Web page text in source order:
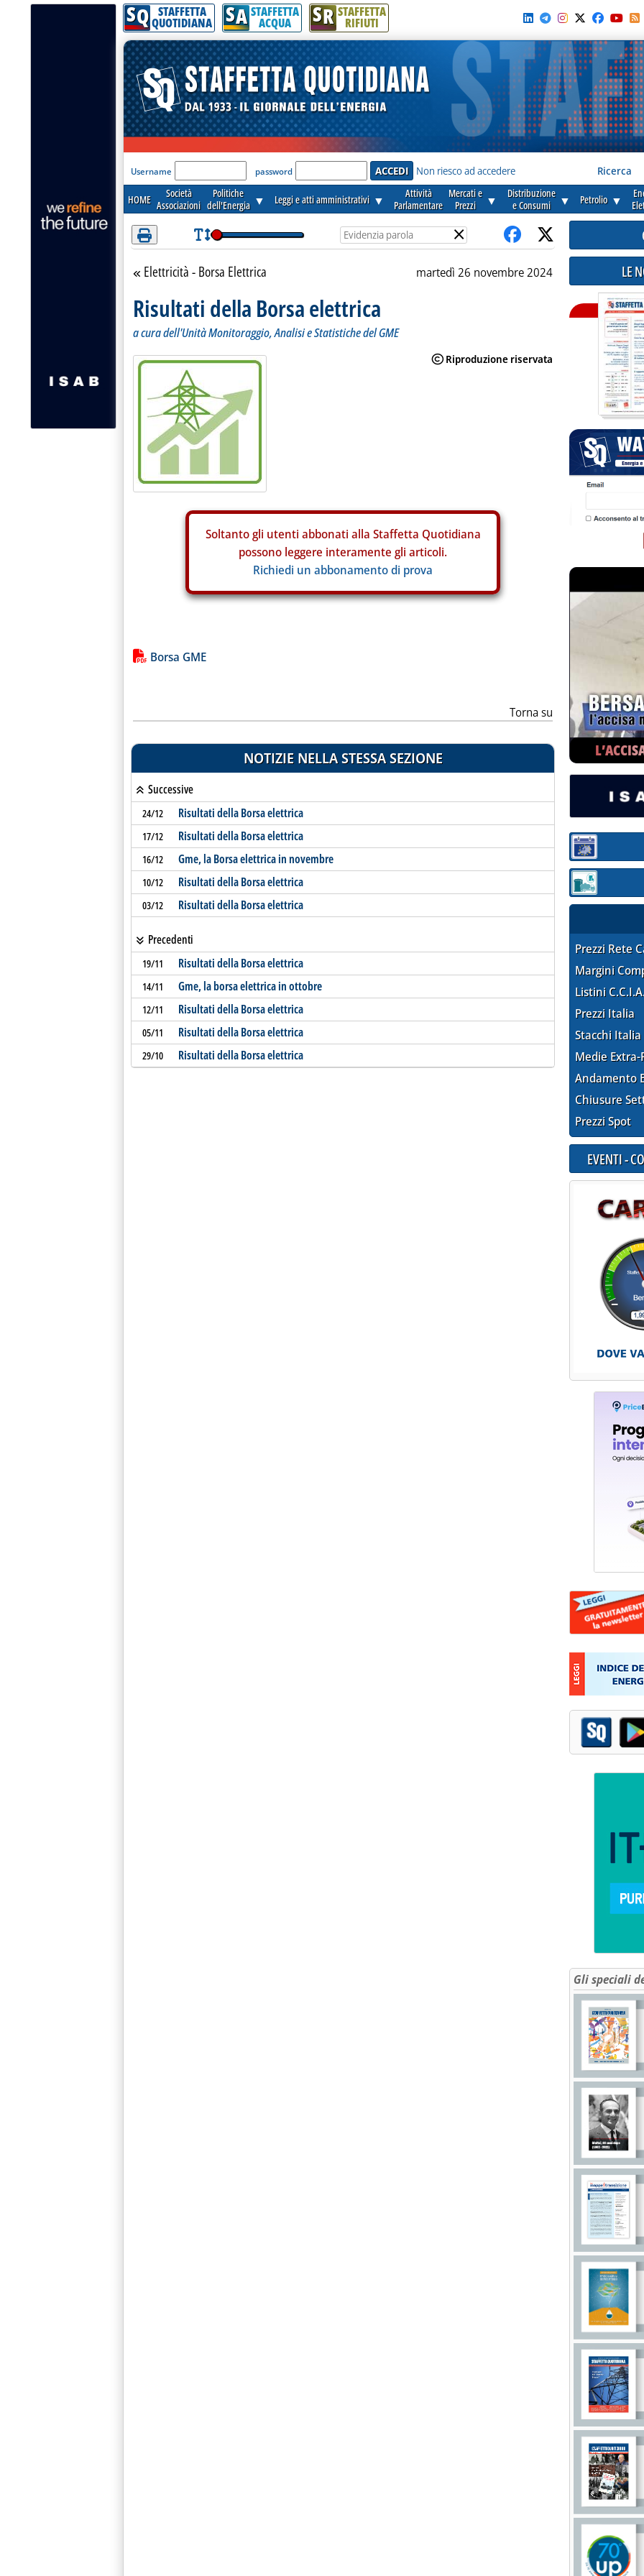
Attenzione! Esegui l'accesso per lèggere interamente la notizia.
SQ STAFFETTA
QUOTIDIANA SA STAFFETTA
ACQUA SR STAFFETTA
RIFIUTI
'Modulo Login per accedere'
Username password Non riesco ad accedere Ricerca
HOME
Società
Associazioni
Politiche
dell'Energia ▼ Leggi e atti amministrativi ▼
Attività
Parlamentare
Mercati e
Prezzi
▼
Distribuzione
e Consumi
▼ Petrolio ▼
×
Torna alla sezione
Elettricità - Borsa Elettrica martedì 26 novembre 2024
Risultati della Borsa elettrica
a cura dell'Unità Monitoraggio, Analisi e Statistiche del GME
Soltanto gli utenti abbonati alla Staffetta Quotidiana
possono leggere interamente gli articoli.
Richiedi un abbonamento di prova
Lista allegati PDF alla notizia
Borsa GME
Torna su
NOTIZIE NELLA STESSA SEZIONE
Successive
24/12 Risultati della Borsa elettrica
17/12 Risultati della Borsa elettrica
16/12 Gme, la Borsa elettrica in novembre
10/12 Risultati della Borsa elettrica
03/12 Risultati della Borsa elettrica
Precedenti
19/11 Risultati della Borsa elettrica
14/11 Gme, la borsa elettrica in ottobre
12/11 Risultati della Borsa elettrica
05/11 Risultati della Borsa elettrica
29/10 Risultati della Borsa elettrica
LE
Sezione:
Sezione:
Prezzi Rete
Margini
Listini
Prezzi Italia
Stacchi Italia
Medie Extra-
Andamento
Chiusure
Prezzi Spot
EVENTI -
Gli speciali